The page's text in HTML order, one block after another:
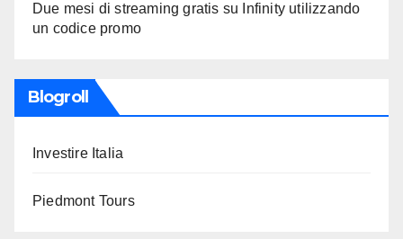
Due mesi di streaming gratis su Infinity utilizzando
un codice promo
Blogroll
Investire Italia
Piedmont Tours